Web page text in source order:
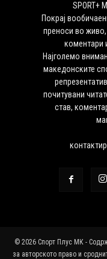
SPORT+
Покрај
преноси во
коментари
Најголемо
македонските
почитувани
став,
© 2026 Спорт Плус МК -
за авторското право и